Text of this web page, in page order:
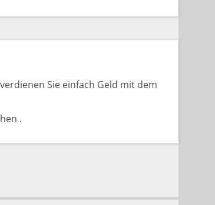
Sie einfach Geld mit dem
.